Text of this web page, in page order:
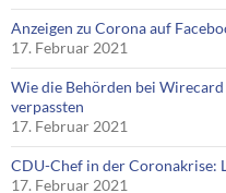
Anzeigen zu Corona auf
17. Februar 2021
Wie die Behörden bei Wirecard
verpassten
17. Februar 2021
CDU-Chef in der Coronakrise:
17. Februar 2021